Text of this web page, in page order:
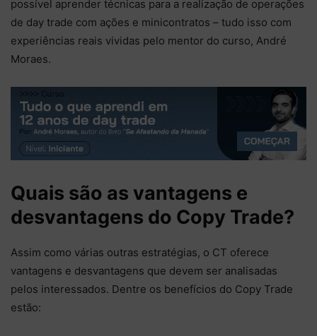
possível aprender técnicas para a realização de operações
de day trade com ações e minicontratos – tudo isso com
experiências reais vividas pelo mentor do curso, André
Moraes.
Quais são as vantagens e
desvantagens do Copy Trade?
Assim como várias outras estratégias, o CT oferece
vantagens e desvantagens que devem ser analisadas
pelos interessados. Dentre os benefícios do Copy Trade
estão: